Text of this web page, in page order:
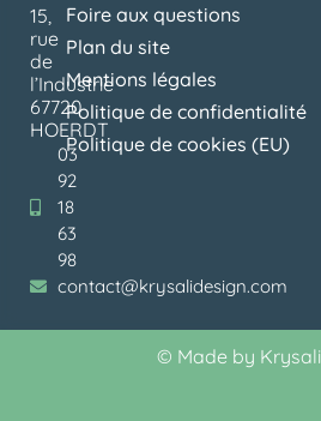
15,
rue
de
l’Industrie
67720
HOERDT
03
92
18
63
98
contact@krysalidesign.com
Foire aux questions
Plan du site
Mentions légales
Politique de confidentialité
Politique de cookies (EU)
© Made by